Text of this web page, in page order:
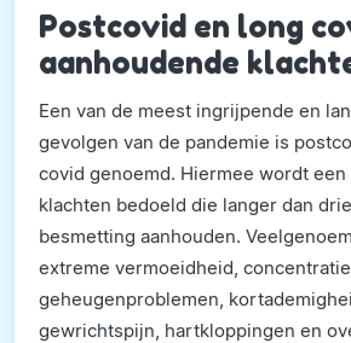
Postcovid en long
aanhoudende
Een van de meest ingrijpende en
gevolgen van de pandemie is
covid genoemd. Hiermee wordt een
klachten bedoeld die langer dan
besmetting aanhouden.
extreme vermoeidheid,
geheugenproblemen,
gewrichtspijn, hartkloppingen en